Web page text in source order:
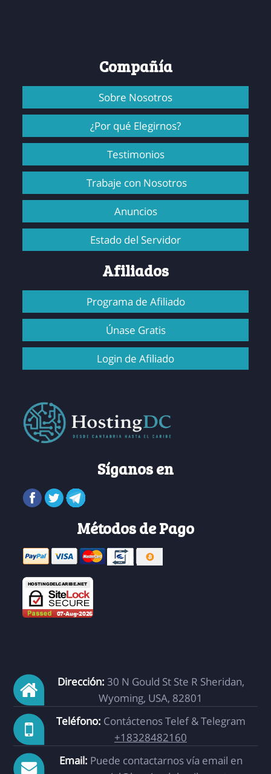
Compañía
Sobre Nosotros
¿Por qué Elegirnos?
Testimonios
Trabaje con Nosotros
Anuncios
Estado del Servidor
Afiliados
Programa de Afiliado
Únase Gratis
Login de Afiliado
Síganos en
Métodos de Pago
Dirección: 30 N Gould St Ste R Sheridan,
Wyoming, USA, 82801
Teléfono: Contáctenos Telef & Telegram
+18328482160
Email: Puede contactarnos vía email en